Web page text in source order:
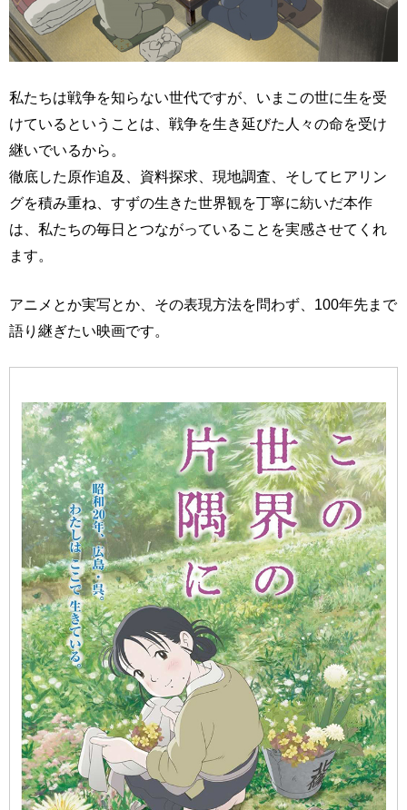
私たちは戦争を知らない世代ですが、いまこの世に生を受
けているということは、戦争を生き延びた人々の命を受け
継いでいるから。
徹底した原作追及、資料探求、現地調査、そしてヒアリン
グを積み重ね、すずの生きた世界観を丁寧に紡いだ本作
は、私たちの毎日とつながっていることを実感させてくれ
ます。
アニメとか実写とか、その表現方法を問わず、100年先まで
語り継ぎたい映画です。